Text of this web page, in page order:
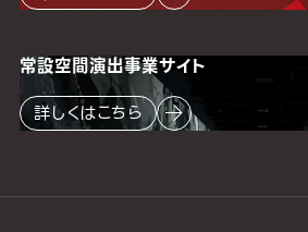
常設空間演出事業サイト
詳しくはこちら